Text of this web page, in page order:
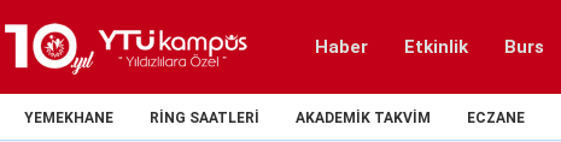
Haber Etkinlik Burs
YEMEKHANE RING SAATLERI AKADEMIK TAKVIM ECZANE